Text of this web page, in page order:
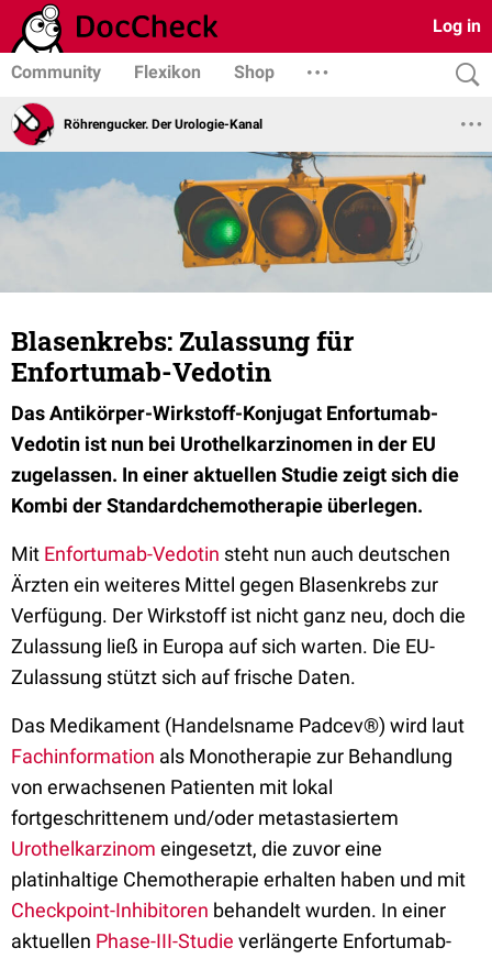
Log in
Community Flexikon Shop
Röhrengucker. Der Urologie-Kanal
Blasenkrebs: Zulassung für
Enfortumab-Vedotin
Das Antikörper-Wirkstoff-Konjugat Enfortumab-
Vedotin ist nun bei Urothelkarzinomen in der EU
zugelassen. In einer aktuellen Studie zeigt sich die
Kombi der Standardchemotherapie überlegen.
Mit Enfortumab-Vedotin steht nun auch deutschen
Ärzten ein weiteres Mittel gegen Blasenkrebs zur
Verfügung. Der Wirkstoff ist nicht ganz neu, doch die
Zulassung ließ in Europa auf sich warten. Die EU-
Zulassung stützt sich auf frische Daten.
Das Medikament (Handelsname Padcev®) wird laut
Fachinformation als Monotherapie zur Behandlung
von erwachsenen Patienten mit lokal
fortgeschrittenem und/oder metastasiertem
Urothelkarzinom eingesetzt, die zuvor eine
platinhaltige Chemotherapie erhalten haben und mit
Checkpoint-Inhibitoren behandelt wurden. In einer
aktuellen Phase-III-Studie verlängerte Enfortumab-